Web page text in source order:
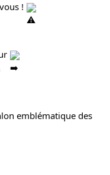
!
emblématique des